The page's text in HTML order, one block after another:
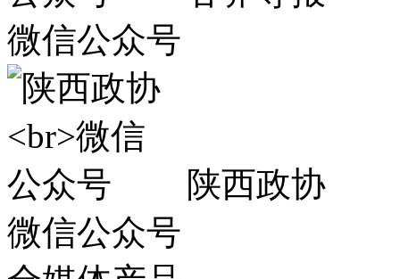
微信公众号
陕西政协
微信公众号